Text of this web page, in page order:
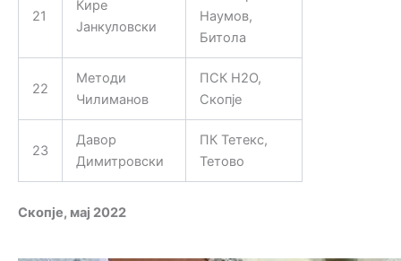
21
Кире
Јанкуловски
Наумов,
Битола
22
Методи
Чилиманов
ПСК H2O,
Скопје
23
Давор
Димитровски
ПК Тетекс,
Тетово
Скопје, мај 2022